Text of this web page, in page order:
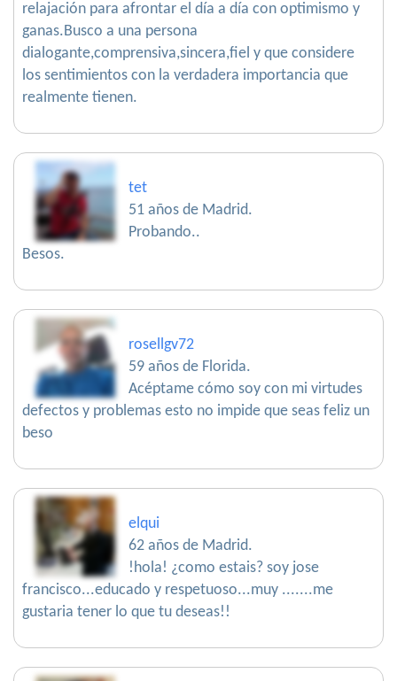
relajación para afrontar el día a día con optimismo y
ganas.Busco a una persona
dialogante,comprensiva,sincera,fiel y que considere
los sentimientos con la verdadera importancia que
realmente tienen.
tet
51 años de Madrid.
Probando..
Besos.
rosellgv72
59 años de Florida.
Acéptame cómo soy con mi virtudes
defectos y problemas esto no impide que seas feliz un
beso
elqui
62 años de Madrid.
!hola! ¿como estais? soy jose
francisco...educado y respetuoso...muy .......me
gustaria tener lo que tu deseas!!